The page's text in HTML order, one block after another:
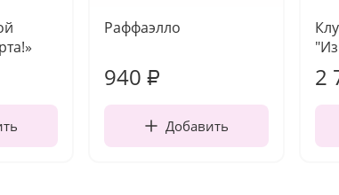
Раффаэлло
940 ₽
Добавить
2